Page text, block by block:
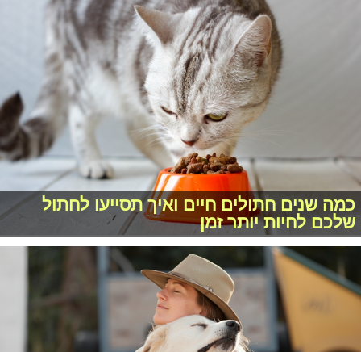
כמה שנים חתולים חיים ואיך תסייעו לחתול
שלכם לחיות יותר זמן